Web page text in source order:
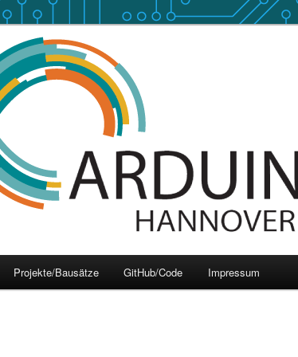
Projekte/Bausätze GitHub/Code Impressum